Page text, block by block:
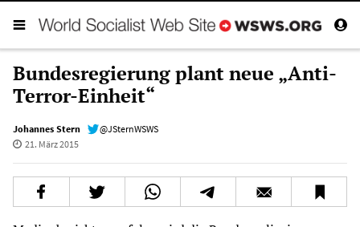
Bundesregierung plant neue „Anti-
Terror-Einheit“
Johannes Stern
@JSternWSWS
21. März 2015